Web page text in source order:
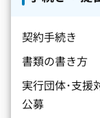
契約手続き
書類の書き方
実行団体･支援
公募